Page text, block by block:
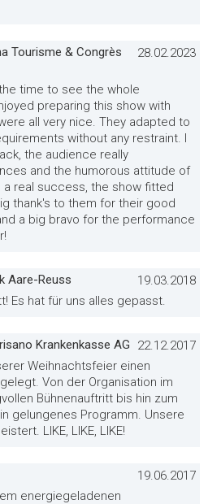
Tourisme & Congrès
28.02.2023
time to see the whole
preparing this show with
all very nice. They adapted to
without any restraint. I
the audience really
and the humorous attitude of
a real success, the show fitted
thank's to them for their good
a big bravo for the performance
Aare-Reuss
19.03.2018
Es hat für uns alles gepasst.
Krankenkasse AG
22.12.2017
Weihnachtsfeier einen
Von der Organisation im
Bühnenauftritt bis hin zum
gelungenes Programm. Unsere
LIKE, LIKE, LIKE!
19.06.2017
energiegeladenen